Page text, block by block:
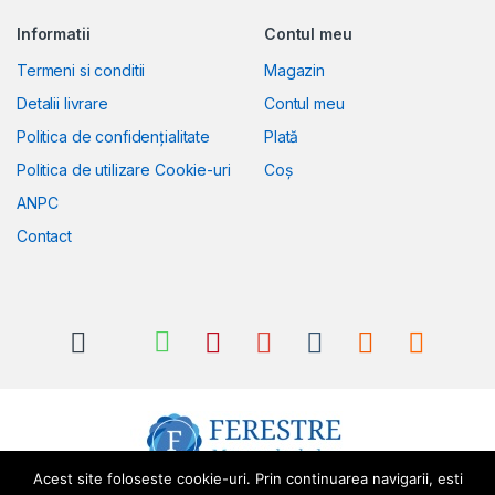
Informatii
Termeni si conditii
Detalii livrare
Politica de confidențialitate
Politica de utilizare Cookie-uri
ANPC
Contact
Contul meu
Magazin
Contul meu
Plată
Coș
Acest site foloseste cookie-uri. Prin continuarea navigarii, esti